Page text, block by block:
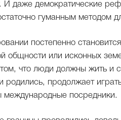
И даже демократические
гуманным методом
постепенно
общности или исконных
что люди должны жить и
родились, продолжает
международные посредники.